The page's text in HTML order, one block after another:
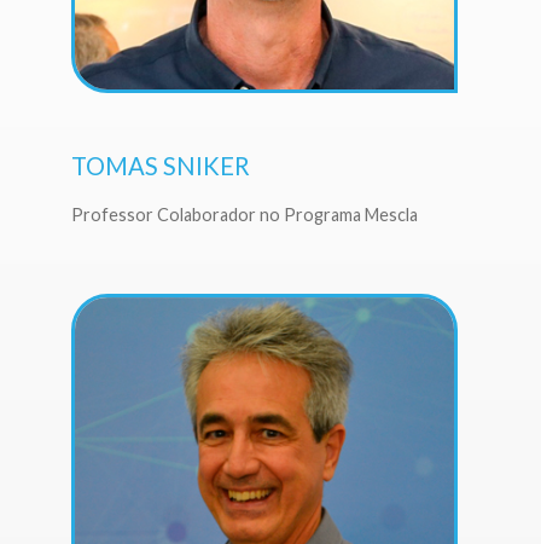
TOMAS SNIKER
Professor Colaborador no Programa Mescla